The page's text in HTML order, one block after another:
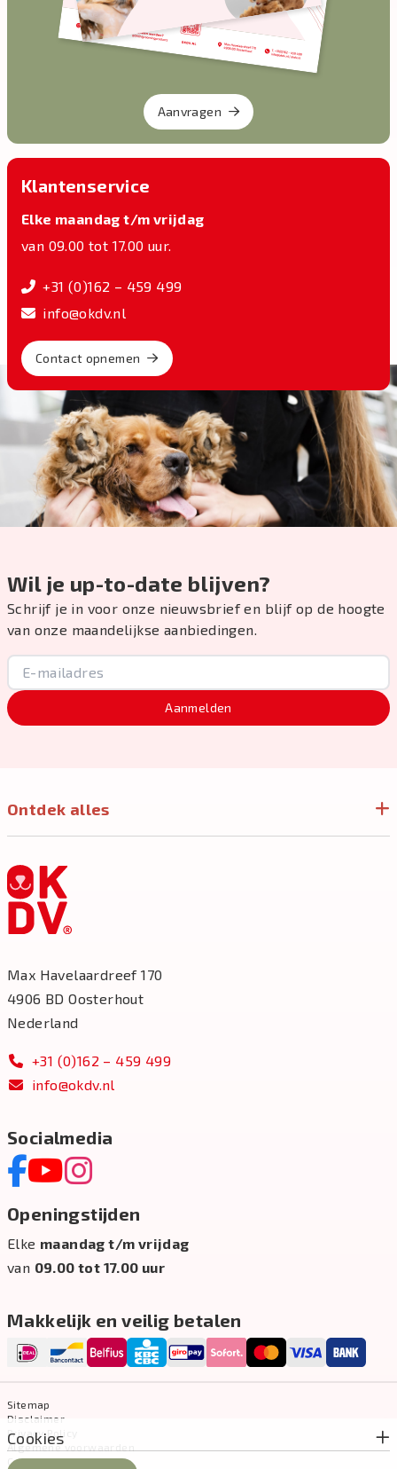
Aanvragen
Klantenservice
Elke maandag t/m vrijdag
van 09.00 tot 17.00 uur.
+31 (0)162 – 459 499
info@okdv.nl
Contact opnemen
Wil je up-to-date blijven?
Schrijf je in voor onze nieuwsbrief en blijf op de hoogte
van onze maandelijkse aanbiedingen.
Aanmelden
Ontdek alles
Max Havelaardreef 170
4906 BD Oosterhout
Nederland
+31 (0)162 – 459 499
info@okdv.nl
Socialmedia
Openingstijden
Elke maandag t/m vrijdag
van 09.00 tot 17.00 uur
Makkelijk en veilig betalen
Sitemap
Disclaimer
Privacy Policy
Algemene voorwaarden
Cookie-instellingen
Cookies